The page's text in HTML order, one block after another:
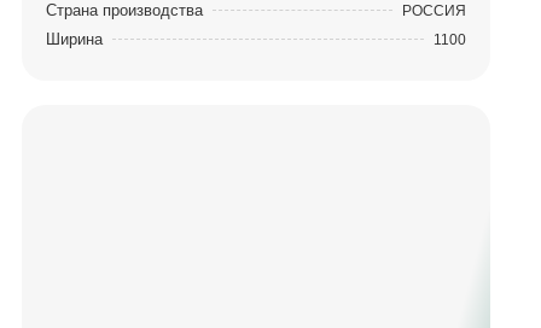
Страна производства РОССИЯ
Ширина 1100